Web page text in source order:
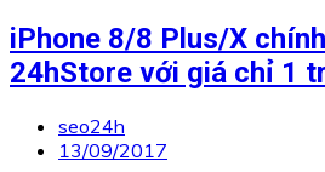
iPhone 8/8 Plus/X
24hStore với giá chỉ 1
seo24h
13/09/2017